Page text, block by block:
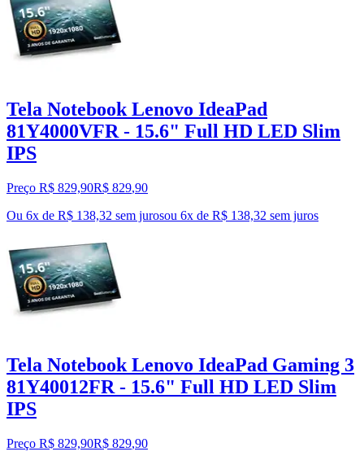
Tela Notebook Lenovo IdeaPad
81Y4000VFR - 15.6" Full HD LED Slim
IPS
Preço R$ 829,90R$ 829,90
Ou 6x de R$ 138,32 sem jurosou 6x de R$ 138,32 sem juros
Tela Notebook Lenovo IdeaPad Gaming 3
81Y40012FR - 15.6" Full HD LED Slim
IPS
Preço R$ 829,90R$ 829,90